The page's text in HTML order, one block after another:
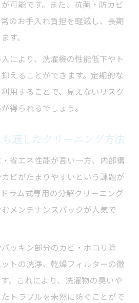
可能です。また、抗菌・防カビ
のお手入れ負担を軽減し、長期
す。
により、洗濯機の性能低下やト
えることができます。定期的な
用することで、見えないリスク
得られるでしょう。
適したクリーニング方法
省エネ性能が高い一方、内部構
ビがたまりやすいという課題が
ラム式専用の分解クリーニング
メンテナンスパックが人気で
ッキン部分のカビ・ホコリ除
トの洗浄、乾燥フィルターの徹
。これにより、洗濯物の臭いや
トラブルを未然に防ぐことがで